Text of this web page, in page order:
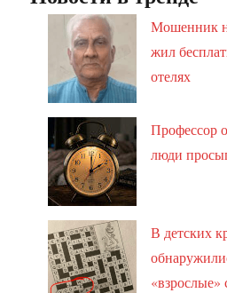
Мошенник
жил
отелях
Профессор
люди
В детских
«взрослые»